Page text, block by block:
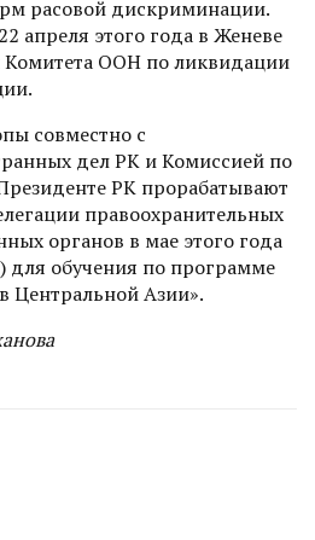
расовой дискриминации.
апреля этого года в Женеве
Комитета ООН по ликвидации
совместно с
дел РК и Комиссией по
РК прорабатывают
правоохранительных
органов в мае этого года
для обучения по программе
Центральной Азии».